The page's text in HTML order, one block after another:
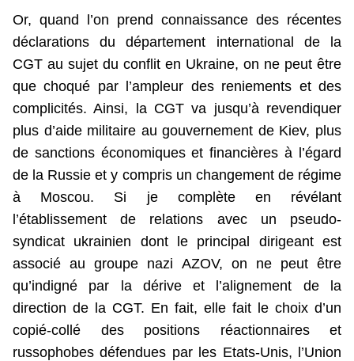
Or, quand l’on prend connaissance des récentes
déclarations du département international de la
CGT au sujet du conflit en Ukraine, on ne peut être
que choqué par l’ampleur des reniements et des
complicités. Ainsi, la CGT va jusqu’à revendiquer
plus d’aide militaire au gouvernement de Kiev, plus
de sanctions économiques et financières à l’égard
de la Russie et y compris un changement de régime
à Moscou. Si je complète en révélant
l’établissement de relations avec un pseudo-
syndicat ukrainien dont le principal dirigeant est
associé au groupe nazi AZOV, on ne peut être
qu’indigné par la dérive et l’alignement de la
direction de la CGT. En fait, elle fait le choix d’un
copié-collé des positions réactionnaires et
russophobes défendues par les Etats-Unis, l’Union